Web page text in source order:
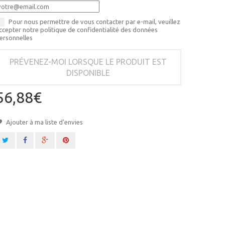
Pour nous permettre de vous contacter par e-mail, veuillez
notre politique de confidentialité des données
PRÉVENEZ-MOI LORSQUE LE PRODUIT EST
DISPONIBLE
Ajouter à ma liste d'envies